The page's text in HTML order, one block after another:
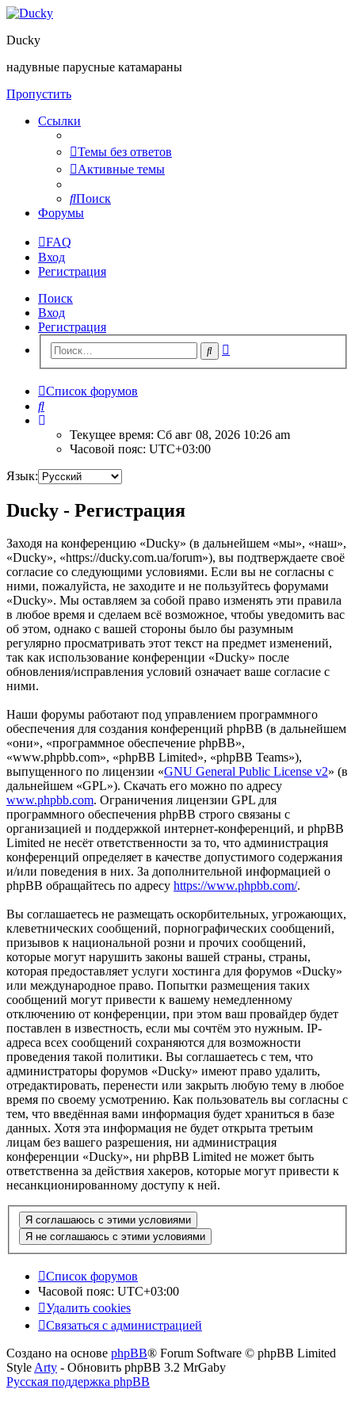
Ducky
надувные парусные катамараны
Пропустить
Ссылки
Темы без ответов
Активные темы
Поиск
Форумы
FAQ
Вход
Регистрация
Поиск
Вход
Регистрация
Поиск
Список форумов
Поиск
Текущее время: Сб авг 08, 2026 10:26 am
Часовой пояс: UTC+03:00
Язык:
Ducky - Регистрация
Заходя на конференцию «Ducky» (в дальнейшем «мы», «наш»,
«Ducky», «https://ducky.com.ua/forum»), вы подтверждаете своё
согласие со следующими условиями. Если вы не согласны с
ними, пожалуйста, не заходите и не пользуйтесь форумами
«Ducky». Мы оставляем за собой право изменять эти правила
в любое время и сделаем всё возможное, чтобы уведомить вас
об этом, однако с вашей стороны было бы разумным
регулярно просматривать этот текст на предмет изменений,
так как использование конференции «Ducky» после
обновления/исправления условий означает ваше согласие с
ними.
Наши форумы работают под управлением программного
обеспечения для создания конференций phpBB (в дальнейшем
«они», «программное обеспечение phpBB»,
«www.phpbb.com», «phpBB Limited», «phpBB Teams»),
выпущенного по лицензии «GNU General Public License v2» (в
дальнейшем «GPL»). Скачать его можно по адресу
www.phpbb.com. Ограничения лицензии GPL для
программного обеспечения phpBB строго связаны с
организацией и поддержкой интернет-конференций, и phpBB
Limited не несёт ответственности за то, что администрация
конференций определяет в качестве допустимого содержания
и/или поведения в них. За дополнительной информацией о
phpBB обращайтесь по адресу https://www.phpbb.com/.
Вы соглашаетесь не размещать оскорбительных, угрожающих,
клеветнических сообщений, порнографических сообщений,
призывов к национальной розни и прочих сообщений,
которые могут нарушить законы вашей страны, страны,
которая предоставляет услуги хостинга для форумов «Ducky»
или международное право. Попытки размещения таких
сообщений могут привести к вашему немедленному
отключению от конференции, при этом ваш провайдер будет
поставлен в известность, если мы сочтём это нужным. IP-
адреса всех сообщений сохраняются для возможности
проведения такой политики. Вы соглашаетесь с тем, что
администраторы форумов «Ducky» имеют право удалить,
отредактировать, перенести или закрыть любую тему в любое
время по своему усмотрению. Как пользователь вы согласны с
тем, что введённая вами информация будет храниться в базе
данных. Хотя эта информация не будет открыта третьим
лицам без вашего разрешения, ни администрация
конференции «Ducky», ни phpBB Limited не может быть
ответственна за действия хакеров, которые могут привести к
несанкционированному доступу к ней.
Список форумов
Часовой пояс: UTC+03:00
Удалить cookies
Связаться с администрацией
Создано на основе phpBB® Forum Software © phpBB Limited
Style Arty - Обновить phpBB 3.2 MrGaby
Русская поддержка phpBB